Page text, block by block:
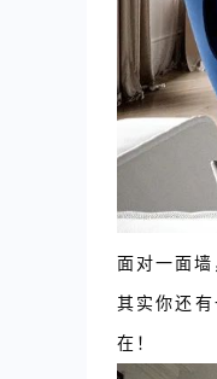
面对一面墙
其实你还
在！